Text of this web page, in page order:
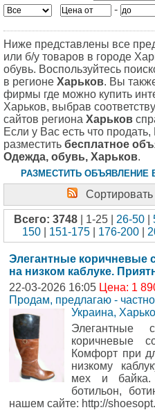
-
Ниже представлены все
или б/у товаров в городе
обувь. Воспользуйтесь
в регионе Харьков. Вы
фирмы где можно купить
Харьков, выбрав
сайтов региона Харьков
Если у Вас есть что
разместить бесплатное
Одежда, обувь, Харьков.
РАЗМЕСТИТЬ ОБЪЯВЛЕНИЕ
Сортировать
Всего: 3748| 1-25 | 26-50|
150
151-175 176-200
Элегантные коричневые
на низком каблуке.
22-03-2026 16:05 Цена: 1
Продам, предлагаю -
Украина,
Элегантные
коричневые
Комфорт при
низкому
мех и байка.
ботильон,
нашем сайте: http://shoesopt.